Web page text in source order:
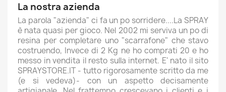
La nostra azienda
La parola "azienda" ci fa un po sorridere....La SPRAY
è nata quasi per gioco. Nel 2002 mi serviva un po di
resina per completare uno "scarrafone" che stavo
costruendo, Invece di 2 Kg ne ho comprati 20 e ho
messo in vendita il resto sulla internet. E' nato il sito
SPRAYSTORE.IT - tutto rigorosamente scritto da me
(e si vedeva)- con un aspetto decisamente